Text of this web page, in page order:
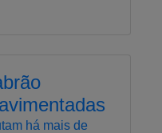
há mais de